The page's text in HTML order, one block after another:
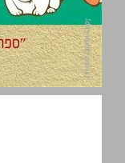
ביום בו תקרא לי אבא ... 0